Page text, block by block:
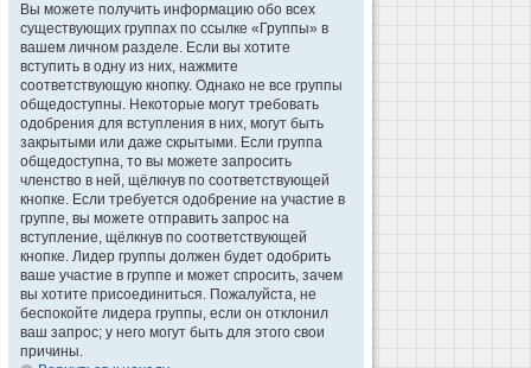
Вы можете получить информацию обо всех
существующих группах по ссылке «Группы» в
вашем личном разделе. Если вы хотите
вступить в одну из них, нажмите
соответствующую кнопку. Однако не все группы
общедоступны. Некоторые могут требовать
одобрения для вступления в них, могут быть
закрытыми или даже скрытыми. Если группа
общедоступна, то вы можете запросить
членство в ней, щёлкнув по соответствующей
кнопке. Если требуется одобрение на участие в
группе, вы можете отправить запрос на
вступление, щёлкнув по соответствующей
кнопке. Лидер группы должен будет одобрить
ваше участие в группе и может спросить, зачем
вы хотите присоединиться. Пожалуйста, не
беспокойте лидера группы, если он отклонил
ваш запрос; у него могут быть для этого свои
причины.